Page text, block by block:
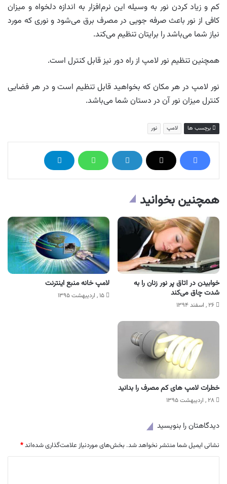
کم و زیاد کردن نور به وسیله این نرم‌افزار به اندازه دلخواه و میزان
کافی از نور باعث صرفه جویی در مصرف برق می‌شود و نوری که مورد
نیاز شما می‌باشد را برایتان تنظیم می‌کند.
همچنین تنظیم نور لامپ از راه دور نیز قابل کنترل است.
نور لامپ در هر مکان که بخواهید قابل تنظیم است و در هر فضایی
کنترل میزان نور آن در دستان شما می‌باشد.
برچسب ها لامپ نور
همچنین بخوانید
خوابیدن در اتاق پر نور زنان را به
شدت چاق می‌کند
۲۶ , اسفند ۱۳۹۴
لامپ خانه منبع اینترنت
۱۵ , اردیبهشت ۱۳۹۵
خطرات لامپ های کم مصرف را بدانید
۲۸ , اردیبهشت ۱۳۹۵
دیدگاهتان را بنویسید
نشانی ایمیل شما منتشر نخواهد شد. بخش‌های موردنیاز علامت‌گذاری شده‌اند*